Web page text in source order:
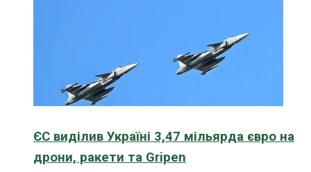
ЄС виділив Україні 3,47 мільярда євро на
дрони, ракети та Gripen